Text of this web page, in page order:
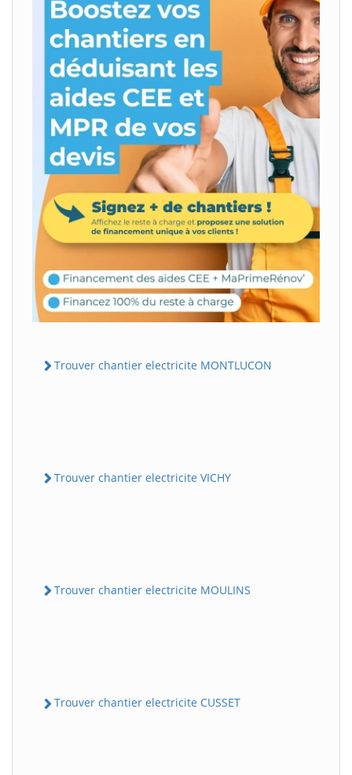
Trouver chantier electricite MONTLUCON
Trouver chantier electricite VICHY
Trouver chantier electricite MOULINS
Trouver chantier electricite CUSSET